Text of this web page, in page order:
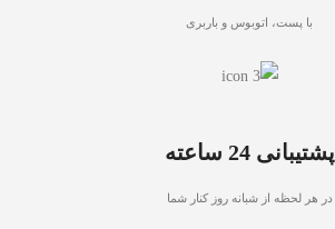
با پست، اتوبوس و باربری
پشتیبانی 24 ساعته
در هر لحظه از شبانه روز کنار شما